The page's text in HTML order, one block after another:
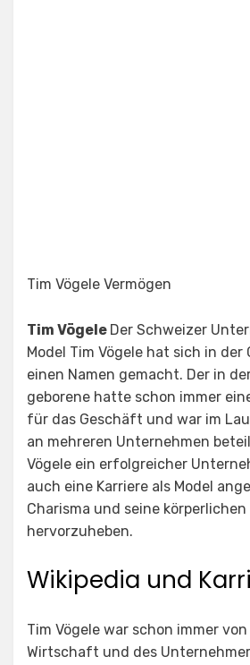
Tim Vögele Vermögen
Tim Vögele Der Schweizer
Model Tim Vögele hat sich in
einen Namen gemacht. Der in
geborene hatte schon immer
für das Geschäft und war im
an mehreren Unternehmen
Vögele ein erfolgreicher
auch eine Karriere als Model
Charisma und seine körperlichen
hervorzuheben.
Wikipedia und
Tim Vögele war schon immer
Wirtschaft und des